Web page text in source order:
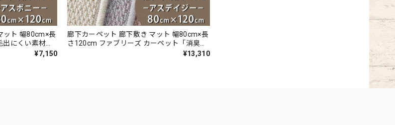
ット 幅80cm×長
にくい素材で
うな上質感の
¥7,150
廊下カーペット 廊下敷き マット 幅80cm×長
さ120cm ファブリーズ カーペット「消臭＋
抗菌」のダブル効果でイヤな臭いの元を¥13,310